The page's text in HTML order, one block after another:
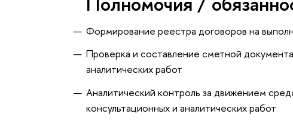
Формирование реестра договоров на
Проверка и составление сметной
аналитических работ
Аналитический контроль за движением
консультационных и аналитических работ